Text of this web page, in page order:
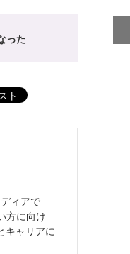
った
ト
ィアで
方に向け
キャリアに